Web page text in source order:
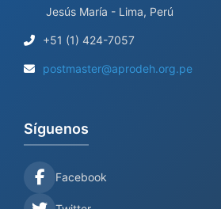
Jesús María - Lima, Perú
+51 (1) 424-7057
postmaster@aprodeh.org.pe
Síguenos
Facebook